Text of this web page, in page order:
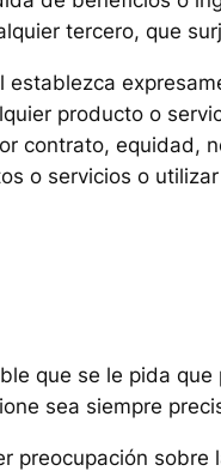
tercero, que
producto o
contrato,
o servicios o
que se le pida
sea siempre
preocupación